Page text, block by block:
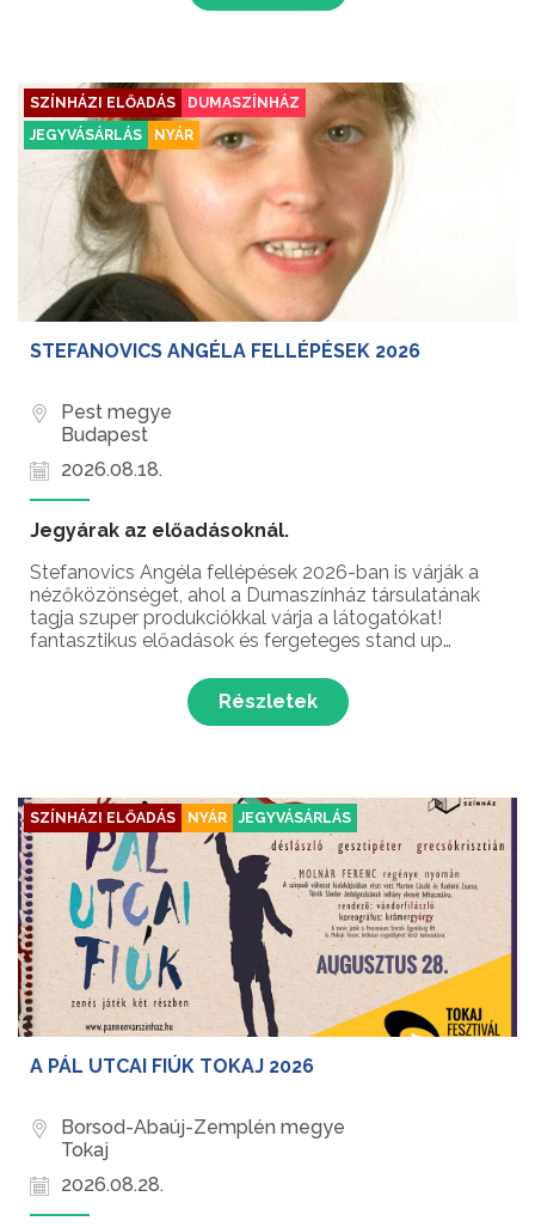
SZÍNHÁZI ELŐADÁS
DUMASZÍNHÁZ
JEGYVÁSÁRLÁS
NYÁR
STEFANOVICS ANGÉLA FELLÉPÉSEK 2026
Pest megye
Budapest
2026.08.18.
Jegyárak az előadásoknál.
Stefanovics Angéla fellépések 2026-ban is várják a
nézőközönséget, ahol a Dumaszínház társulatának
tagja szuper produkciókkal várja a látogatókat!
fantasztikus előadások és fergeteges stand up
humorista fellépésein!
Részletek
SZÍNHÁZI ELŐADÁS NYÁR JEGYVÁSÁRLÁS
A PÁL UTCAI FIÚK TOKAJ 2026
Borsod-Abaúj-Zemplén megye
Tokaj
2026.08.28.